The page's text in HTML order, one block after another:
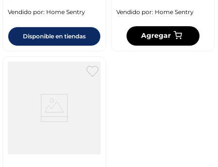
Vendido por: Home Sentry
Disponible en tiendas
Vendido por: Home Sentry
Agregar